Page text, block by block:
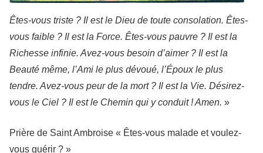
Êtes-vous triste ? Il est le Dieu de toute consolation. Êtes-
vous faible ? Il est la Force. Êtes-vous pauvre ? Il est la
Richesse infinie. Avez-vous besoin d’aimer ? Il est la
Beauté même, l’Ami le plus dévoué, l’Époux le plus
tendre. Avez-vous peur de la mort ? Il est la Vie. Désirez-
vous le Ciel ? Il est le Chemin qui y conduit ! Amen. »
Prière de Saint Ambroise « Êtes-vous malade et voulez-
vous guérir ? »